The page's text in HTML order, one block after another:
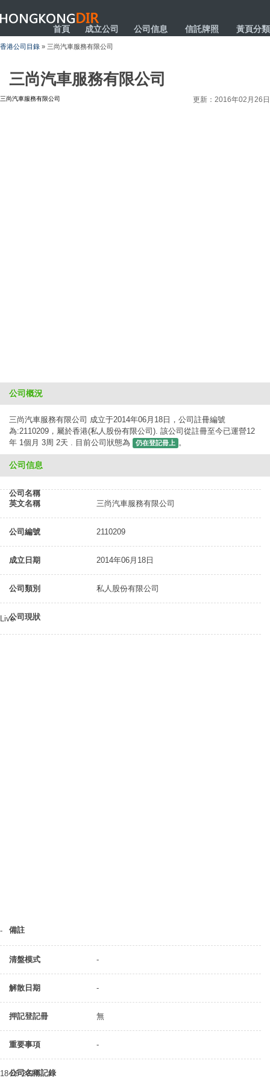
HONGKONGDIR
首頁 成立公司 公司信息 信託牌照 黃頁分類
香港公司目錄 » 三尚汽車服務有限公司
三尚汽車服務有限公司
三尚汽車服務有限公司 更新：2016年02月26日
公司概況
三尚汽車服務有限公司 成立于2014年06月18日，公司註冊編號
為:2110209，屬於香港(私人股份有限公司). 該公司從註冊至今已運營12
年 1個月 3周 2天 . 目前公司狀態為
仍在登記冊上 。
公司信息
公司名稱
英文名稱
三尚汽車服務有限公司
公司編號 2110209
成立日期 2014年06月18日
公司類別 私人股份有限公司
公司現狀
Live
備註
-
清盤模式 -
解散日期 -
押記登記冊 無
重要事項 -
公司名稱記錄
18-06-2014